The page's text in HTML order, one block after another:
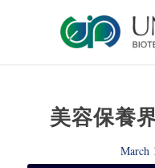
美容保養
March